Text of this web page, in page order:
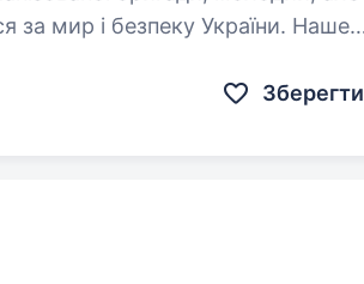
за мир і безпеку України. Наше
Зберегти